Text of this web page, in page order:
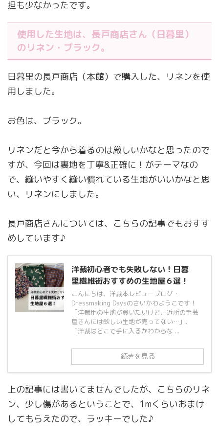
担も少なかったです。
使用した生地は、長戸商店さん（日暮里）
のリネン・ブラック。
日暮里の長戸商店（本館）で購入した、リネンを使
用しました。
お色は、ブラック。
リネンだと今から着るのは厳しいかなと思ったので
すが、今回は裏地を丁寧&正確に！がテーマなの
で、縫いやすく縫い慣れている生地がいいかなと思
い、リネンにしました。
長戸商店さんについては、こちらの記事でもおすす
めしています♪
洋裁初心者でも失敗しない！日暮
里繊維街おすすめの生地屋６選！
こんにちは、洋裁本レビューブログ・
Dressmaking Daysのさいかわようこです！
「洋裁用の生地が買いたいけど、近所の手芸
屋さんには欲しい生地が売ってない…」、
「洋裁はどこで手に入るかわからな ...
続きを見る
上の記事には書いてませんでしたが、こちらのリネ
ン、少し傷があるということで、1mくらいおまけ
してもらえたので、ラッキーでした♪